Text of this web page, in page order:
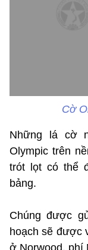
Cờ
Những lá cờ
Olympic trên
trót lọt có thể
bảng.
Chúng được
hoạch sẽ được
ở Norwood, phí